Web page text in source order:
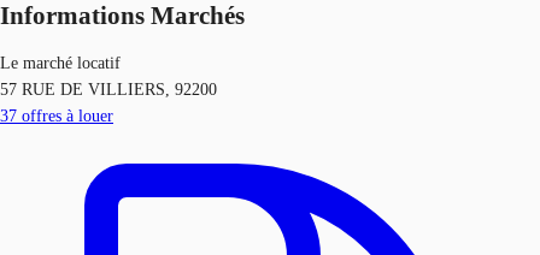
Informations Marchés
Le marché locatif
57 RUE DE VILLIERS, 92200
37 offres à louer